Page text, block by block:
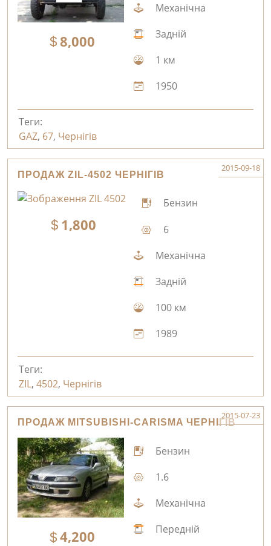
8,000
Механічна
Задній
1 км
1950
Теги:
GAZ, 67, Чернігів
ПРОДАЖ ZIL-4502 ЧЕРНІГІВ
2015-09-18
1,800
Бензин
6
Механічна
Задній
100 км
1989
Теги:
ZIL, 4502, Чернігів
ПРОДАЖ MITSUBISHI-CARISMA ЧЕРНІГІВ
2015-07-23
4,200
Бензин
1.6
Механічна
Передній